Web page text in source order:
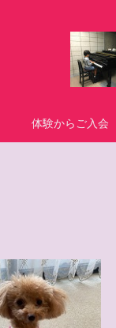
体験からご入会